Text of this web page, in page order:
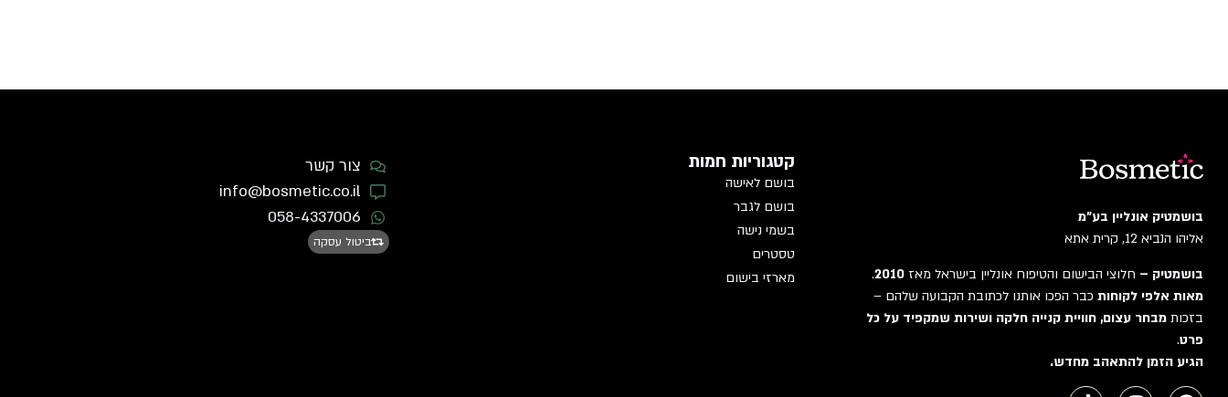
בושמטיק אונליין בע"מ
אליהו הנביא 12, קרית אתא
בושמטיק – חלוצי הבישום והטיפוח אונליין בישראל מאז 2010
.
מאות אלפי לקוחות כבר הפכו אותנו לכתובת הקבועה שלהם –
בזכות מבחר עצום, חוויית קנייה חלקה ושירות שמקפיד על כל
פרט.
הגיע הזמן להתאהב מחדש.
קטגוריות חמות
בושם לאישה
בושם לגבר
בשמי נישה
טסטרים
מארזי בישום
צור קשר
info@bosmetic.co.il
058-4337006
ביטול עסקה